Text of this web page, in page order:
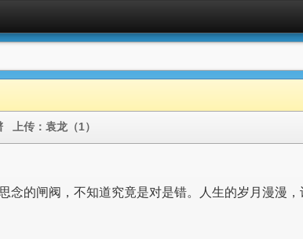
上传： 袁龙（1）
念的闸阀，不知道究竟是对是错。人生的岁月漫漫